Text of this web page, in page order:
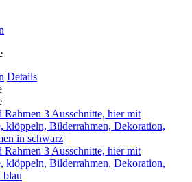
Dieses
mehrere
Varianten
auf.
Die
Optionen
können
Details